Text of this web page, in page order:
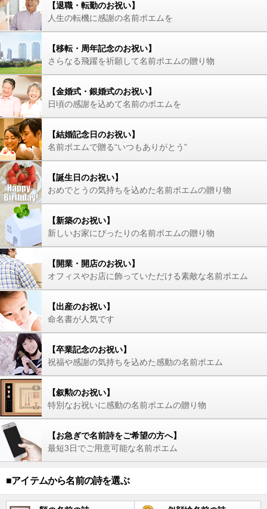
【退職・転勤のお祝い】
人生の転機に感謝の名前ポエムを
【移転・周年記念のお祝い】
さらなる飛躍を祈願して名前ポエムの贈り物
【金婚式・銀婚式のお祝い】
日頃の感謝を込めて名前のポエムを
【結婚記念日のお祝い】
名前ポエムで贈る“いつもありがとう”
【誕生日のお祝い】
おめでとうの気持ちを込めた名前ポエムの贈り物
【新築のお祝い】
新しいお家にぴったりの名前ポエムの贈り物
【開業・開店のお祝い】
オフィスやお店に飾っていただける素敵な名前ポエム
【出産のお祝い】
命名書が人気です
【卒業記念のお祝い】
祝福や感謝の気持ちを込めた感動の名前ポエム
【叙勲のお祝い】
特別なお祝いに感動の名前ポエムの贈り物
【お急ぎで名前詩をご希望の方へ】
最短3日でご用意可能な名前ポエム
■アイテムから名前の詩を選ぶ